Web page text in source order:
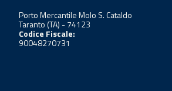
Porto Mercantile Molo S. Cataldo
Taranto (TA) - 74123
Codice Fiscale:
90048270731